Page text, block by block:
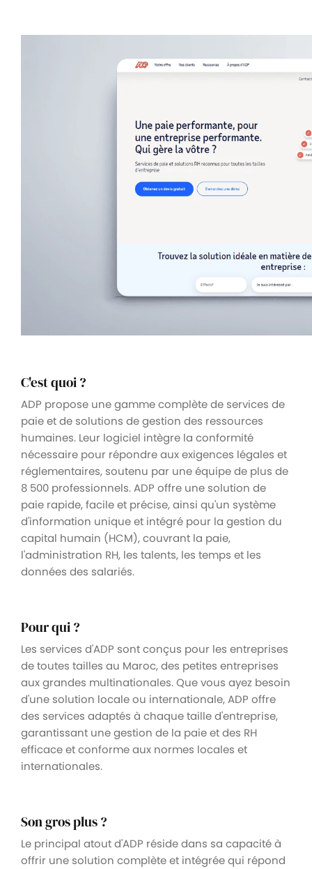
C'est quoi ?
ADP propose une gamme complète de services de
paie et de solutions de gestion des ressources
humaines. Leur logiciel intègre la conformité
nécessaire pour répondre aux exigences légales et
réglementaires, soutenu par une équipe de plus de
8 500 professionnels. ADP offre une solution de
paie rapide, facile et précise, ainsi qu'un système
d'information unique et intégré pour la gestion du
capital humain (HCM), couvrant la paie,
l'administration RH, les talents, les temps et les
données des salariés.
Pour qui ?
Les services d'ADP sont conçus pour les entreprises
de toutes tailles au Maroc, des petites entreprises
aux grandes multinationales. Que vous ayez besoin
d'une solution locale ou internationale, ADP offre
des services adaptés à chaque taille d'entreprise,
garantissant une gestion de la paie et des RH
efficace et conforme aux normes locales et
internationales.
Son gros plus ?
Le principal atout d'ADP réside dans sa capacité à
offrir une solution complète et intégrée qui répond